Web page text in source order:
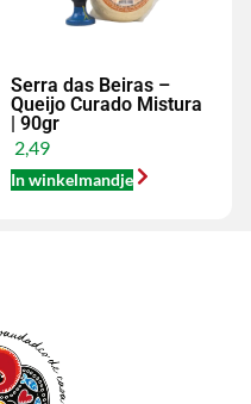
Serra das Beiras –
Queijo Curado Mistura
| 90gr
2,49
In winkelmandje